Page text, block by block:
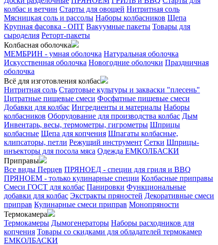
колбас и ветчин Старты для овощей Нитритная соль
Мясницкая соль и рассолы Наборы колбасников Щепа
Крупная фасовка - ОПТ Вакуумные пакеты Товары для
сыроделия Реторт-пакеты
Колбасная оболочка
МЕМБРИН - умная оболочка Натуральная оболочка
Искусственная оболочка Новогодние оболочки Праздничная
оболочка
Всё для изготовления колбас
Нитритная соль Стартовые культуры и закваски "плесень"
Цитратные пищевые смеси Фосфатные пищевые смеси
Добавки для колбас Ингредиенты и материалы Наборы
колбасников Оборудование для производства колбас Дым
Инвентарь, весы, термометры, гигрометры Шприцы
колбасные Щепа для копчения Шпагаты колбасные,
клипсаторы, петли Режущий инструмент Сетки Шприцы-
инъекторы для посола мяса Одежда ЕМКОЛБАСКИ
Приправы
Все виды Перцев ПРЯНОЕД - специи для гриля и BBQ
ПРЯНОЕМ - только кулинарные специи Колбасные приправы
Смеси ГОСТ для колбас Панировки Функциональные
добавки для колбас Экстракты пряностей Декоративные смеси
приправ Кулинарные смеси приправ Монопряности
Термокамера
Термокамеры Дымогенераторы Наборы расходников для
копчения Товары со скидками для обладателей термокамер
ЕМКОЛБАСКИ